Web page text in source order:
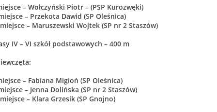
– Wołczyński Piotr – (PSP Kurozwęki)
– Przekota Dawid (SP Oleśnica)
– Maruszewski Wojtek (SP nr 2 Staszów)
IV – VI szkół podstawowych – 400 m
– Fabiana Migioń (SP Oleśnica)
– Jenna Dolińska (SP nr 2 Staszów)
– Klara Grzesik (SP Gnojno)